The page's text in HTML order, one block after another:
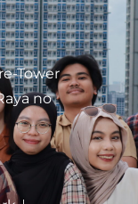
Tower
no